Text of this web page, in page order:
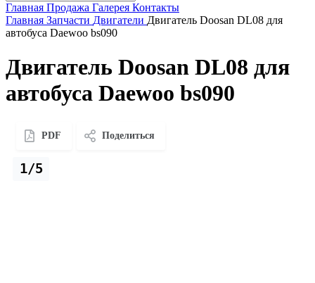
Главная Продажа Галерея Контакты
Главная Запчасти Двигатели Двигатель Doosan DL08 для
автобуса Daewoo bs090
Двигатель Doosan DL08 для
автобуса Daewoo bs090
PDF Поделиться
1/5